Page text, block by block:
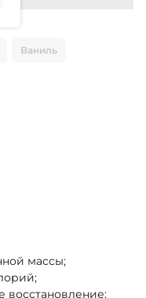
Ваниль
массы;
восстановление;